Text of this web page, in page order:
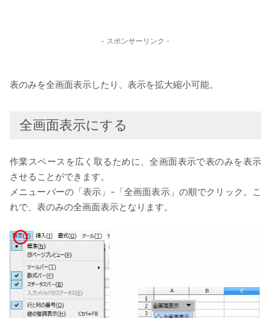
- スポンサーリンク -
表のみを全画面表示したり、表示を拡大縮小可能。
全画面表示にする
作業スペースを広く取るために、全画面表示で表のみを表示
させることができます。
メニューバーの「表示」-「全画面表示」の順でクリック。こ
れで、表のみの全画面表示となります。